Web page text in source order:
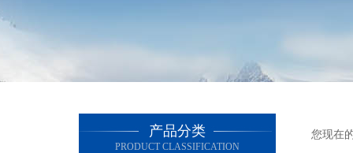
产品分类
PRODUCT CLASSIFICATION
您现在